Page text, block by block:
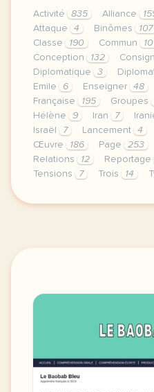
Activité 835 Alliance
Attaque
4 Binômes 107
Classe
190 Commun
Conception
132
Diplomatique
3
Emile
6 Enseigner 48
Française
195 Groupes
Hélène
9 Iran 7
Israël
7 Lancement 4
Œuvre
186 Page 253
Relations
12 Reportage
Tensions
7 Trois 14
le respect de votre